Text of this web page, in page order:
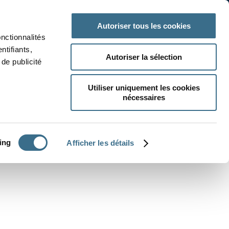
publicité
Afficher les détails
Autoriser tous les cookies
Autoriser la sélection
Utiliser uniquement les cookies
nécessaires